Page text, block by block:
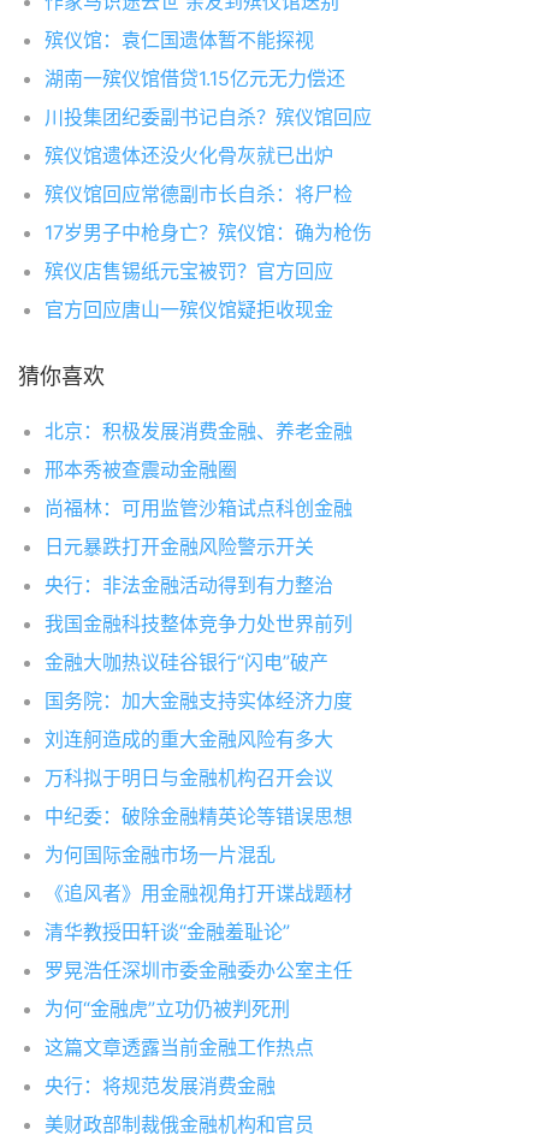
殡仪馆：袁仁国遗体暂不能探视
湖南一殡仪馆借贷1.15亿元无力偿还
川投集团纪委副书记自杀？殡仪馆回应
殡仪馆遗体还没火化骨灰就已出炉
殡仪馆回应常德副市长自杀：将尸检
17岁男子中枪身亡？殡仪馆：确为枪伤
殡仪店售锡纸元宝被罚？官方回应
官方回应唐山一殡仪馆疑拒收现金
猜你喜欢
北京：积极发展消费金融、养老金融
邢本秀被查震动金融圈
尚福林：可用监管沙箱试点科创金融
日元暴跌打开金融风险警示开关
央行：非法金融活动得到有力整治
我国金融科技整体竞争力处世界前列
金融大咖热议硅谷银行“闪电”破产
国务院：加大金融支持实体经济力度
刘连舸造成的重大金融风险有多大
万科拟于明日与金融机构召开会议
中纪委：破除金融精英论等错误思想
为何国际金融市场一片混乱
《追风者》用金融视角打开谍战题材
清华教授田轩谈“金融羞耻论”
罗晃浩任深圳市委金融委办公室主任
为何“金融虎”立功仍被判死刑
这篇文章透露当前金融工作热点
央行：将规范发展消费金融
美财政部制裁俄金融机构和官员